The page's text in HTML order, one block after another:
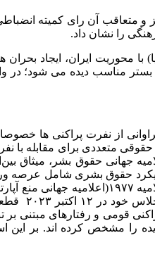
آن رای کمیته
را نشان داد.
ایران، ایجاد بحران
بستر مناسب دیده می شود؛
از نفرت پراکنی ها خصوصا در
حقوقی متعددی برای
جهانی حقوق بشر، میثاق
حقوق بشری شامل
در ورزش (مصوب
قومی و رفتارهای مبتنی
را مشخص کرده اند. بر